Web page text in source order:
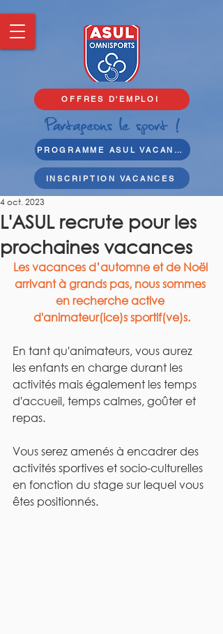
PROGRAMME ASUL VACANCES
OFFRES D'EMPLOI
INSCRIPTION VACANCES
L'ASUL recrute pour les
prochaines vacances
4 oct. 2023
Les vacances d’automne et de Noël
arrivant à grands pas, nous sommes
en recherche active
d'animateur(ice)s sportif(ve)s.
En tant qu'animateurs, vous aurez
les enfants en charge durant les
activités mais également les temps
d'accueil, temps calmes, goûter et
repas.
Vous serez amenés à encadrer des
activités sportives et socio-culturelles
en fonction du stage sur lequel vous
êtes positionnés.